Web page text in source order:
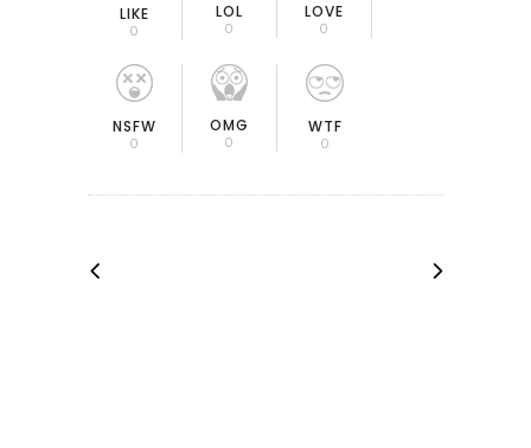
LIKE
0
LOL
0
LOVE
0
NSFW
0
OMG
0
WTF
0